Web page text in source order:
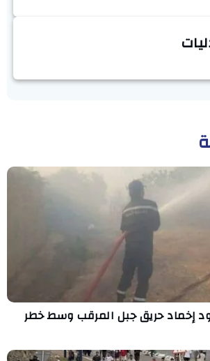
إخماد حريق جبل المرقب وسط خطر